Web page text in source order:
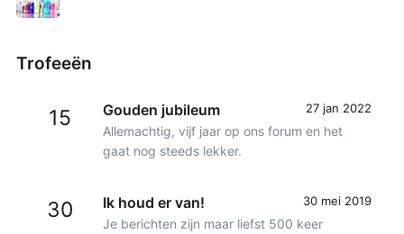
Trofeeën
15 27 jan 2022
Gouden jubileum
Allemachtig, vijf jaar op ons forum en het
gaat nog steeds lekker.
30 30 mei 2019
Ik houd er van!
Je berichten zijn maar liefst 500 keer